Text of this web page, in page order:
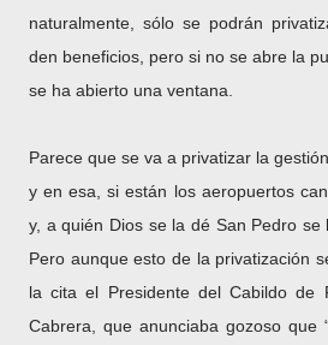
naturalmente, sólo se podrán
den beneficios, pero si no se abre la
se ha abierto una ventana.
Parece que se va a privatizar la
y en esa, si están los aeropuertos
y, a quién Dios se la dé San Pedro se
Pero aunque esto de la privatización
la cita el Presidente del Cabildo de
Cabrera, que anunciaba gozoso que